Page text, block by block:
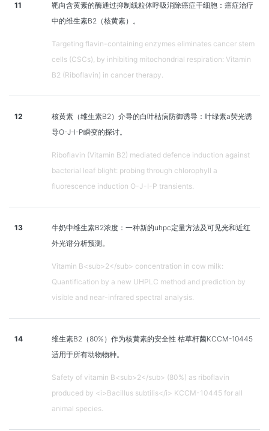
11
靶向含黄素的酶通过抑制线粒体呼吸消除癌症干细胞：癌症治疗
中的维生素B2（核黄素）。
Targeting flavin-containing enzymes eliminates cancer stem
cells (CSCs), by inhibiting mitochondrial respiration: Vitamin
B2 (Riboflavin) in cancer therapy.
12
核黄素（维生素B2）介导的白叶枯病防御诱导：叶绿素a荧光诱
导O-J-I-P瞬变的探讨。
Riboflavin (Vitamin B2) mediated defence induction against
bacterial leaf blight: probing through chlorophyll a
fluorescence induction O-J-I-P transients.
13
牛奶中维生素B2浓度：一种新的uhpc定量方法及可见光和近红
外光谱分析预测。
Vitamin B<sub>2</sub> concentration in cow milk:
Quantification by a new UHPLC method and prediction by
visible and near-infrared spectral analysis.
14
维生素B2（80%）作为核黄素的安全性 枯草杆菌KCCM-10445
适用于所有动物物种。
Safety of vitamin B<sub>2</sub> (80%) as riboflavin
produced by <i>Bacillus subtilis</i> KCCM-10445 for all
animal species.